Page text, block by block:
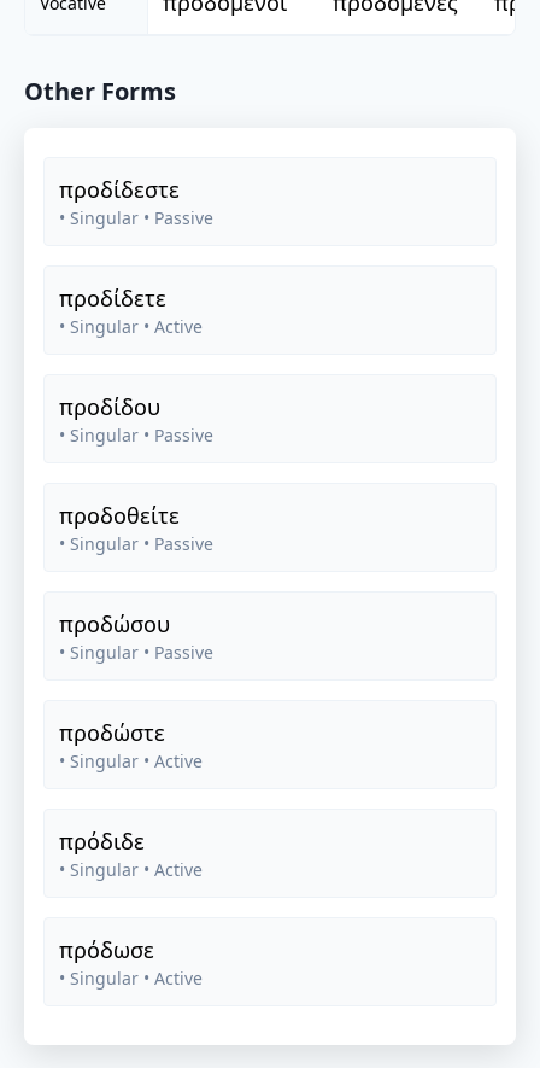
Other Forms
προδίδεστε
• Singular • Passive
προδίδετε
• Singular • Active
προδίδου
• Singular • Passive
προδοθείτε
• Singular • Passive
προδώσου
• Singular • Passive
προδώστε
• Singular • Active
πρόδιδε
• Singular • Active
πρόδωσε
• Singular • Active